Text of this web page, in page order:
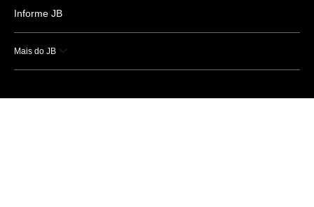
Informe JB
Mais do JB
Esportes